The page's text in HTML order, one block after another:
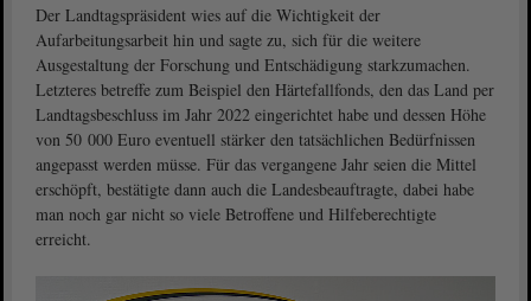
Der Landtagspräsident wies auf die Wichtigkeit der
Aufarbeitungsarbeit hin und sagte zu, sich für die weitere
Ausgestaltung der Forschung und Entschädigung starkzumachen.
Letzteres betreffe zum Beispiel den Härtefallfonds, den das Land per
Landtagsbeschluss im Jahr 2022 eingerichtet habe und dessen Höhe
von 50 000 Euro eventuell stärker den tatsächlichen Bedürfnissen
angepasst werden müsse. Für das vergangene Jahr seien die Mittel
erschöpft, bestätigte dann auch die Landesbeauftragte, dabei habe
man noch gar nicht so viele Betroffene und Hilfeberechtigte
erreicht.